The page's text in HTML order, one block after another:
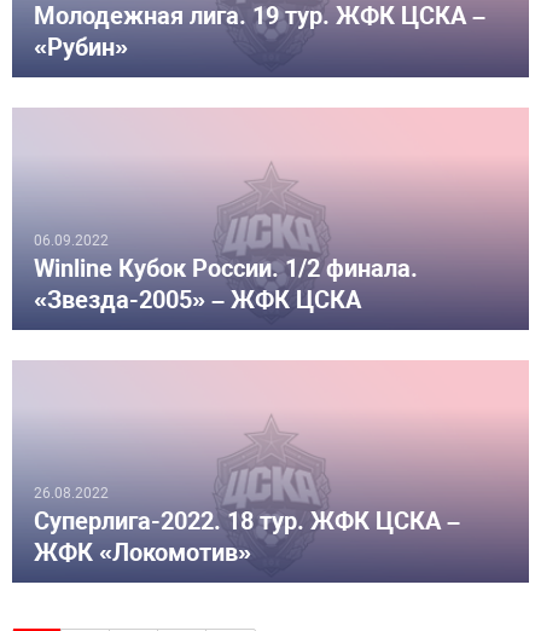
Молодежная лига. 19 тур. ЖФК ЦСКА –
«Рубин»
06.09.2022
Winline Кубок России. 1/2 финала.
«Звезда-2005» – ЖФК ЦСКА
26.08.2022
Суперлига-2022. 18 тур. ЖФК ЦСКА –
ЖФК «Локомотив»